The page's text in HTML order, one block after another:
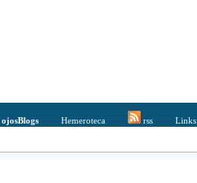
ojosBlogs Hemeroteca rss Links